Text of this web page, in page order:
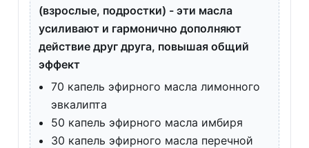
(взрослые, подростки) - эти масла
усиливают и гармонично дополняют
действие друг друга, повышая общий
эффект
70 капель эфирного масла лимонного
эвкалипта
50 капель эфирного масла имбиря
30 капель эфирного масла перечной